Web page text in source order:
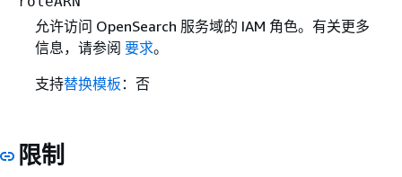
允许访问 OpenSearch 服务域的 IAM 角色。有关更多
信息，请参阅 要求。
支持替换模板 ：否
限制